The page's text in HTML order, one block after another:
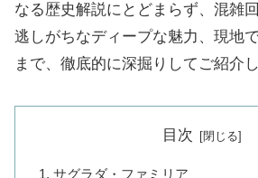
なる歴史解説にとどまらず、混雑
逃しがちなディープな魅力、現地
まで、徹底的に深掘りしてご紹介し
目次
サグラダ・ファミリア